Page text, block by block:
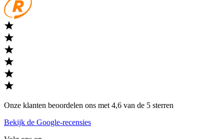
Onze klanten beoordelen ons met 4,6 van de 5 sterren
Bekijk de Google-recensies